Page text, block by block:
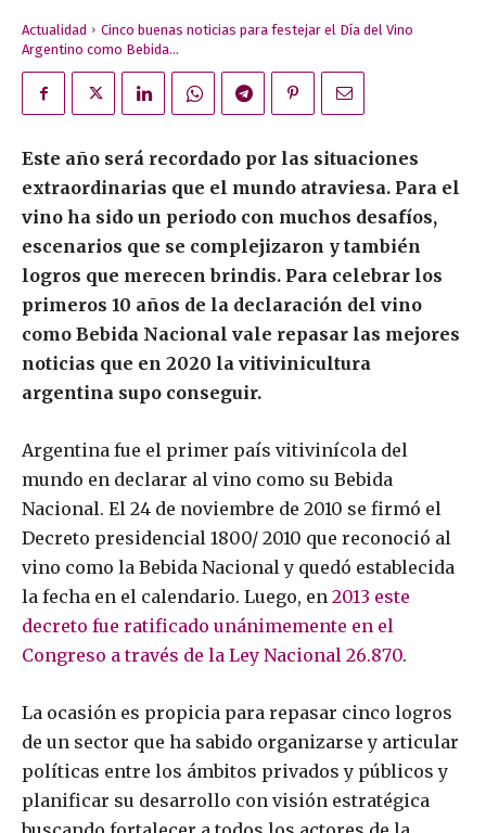
Actualidad
Cinco buenas noticias para festejar el Día del Vino
Argentino como Bebida...
Este año será recordado por las situaciones
extraordinarias que el mundo atraviesa. Para el
vino ha sido un periodo con muchos desafíos,
escenarios que se complejizaron y también
logros que merecen brindis. Para celebrar los
primeros 10 años de la declaración del vino
como Bebida Nacional vale repasar las mejores
noticias que en 2020 la vitivinicultura
argentina supo conseguir.
Argentina fue el primer país vitivinícola del
mundo en declarar al vino como su Bebida
Nacional. El 24 de noviembre de 2010 se firmó el
Decreto presidencial 1800/ 2010 que reconoció al
vino como la Bebida Nacional y quedó establecida
la fecha en el calendario. Luego, en 2013 este
decreto fue ratificado unánimemente en el
Congreso a través de la Ley Nacional 26.870.
La ocasión es propicia para repasar cinco logros
de un sector que ha sabido organizarse y articular
políticas entre los ámbitos privados y públicos y
planificar su desarrollo con visión estratégica